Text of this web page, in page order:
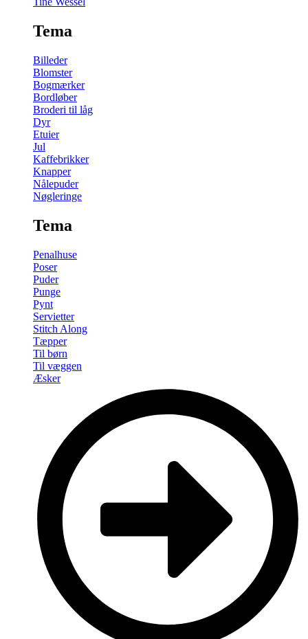
Tema
Billeder
Blomster
Bogmærker
Bordløber
Broderi til låg
Dyr
Etuier
Jul
Kaffebrikker
Knapper
Nålepuder
Nøgleringe
Tema
Penalhuse
Poser
Puder
Punge
Pynt
Servietter
Stitch Along
Tæpper
Til børn
Til væggen
Æsker